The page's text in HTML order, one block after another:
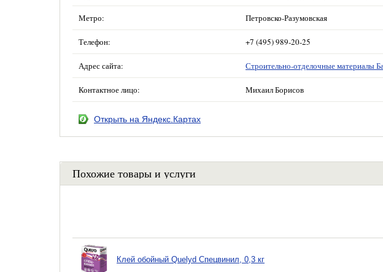
Метро: Петровско-Разумовская
Телефон: +7 (495) 989-20-25
Адрес сайта: Строительно-отделочные материалы
Контактное лицо: Михаил Борисов
Открыть на Яндекс.Картах
Похожие товары и услуги
Клей обойный Quelyd Спецвинил, 0,3 кг